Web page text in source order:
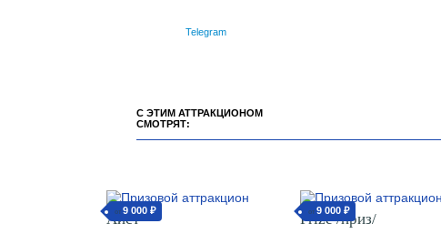
Telegram
С ЭТИМ АТТРАКЦИОНОМ
СМОТРЯТ:
от9 000 ₽
Аист от9 000 ₽
Prize /приз/